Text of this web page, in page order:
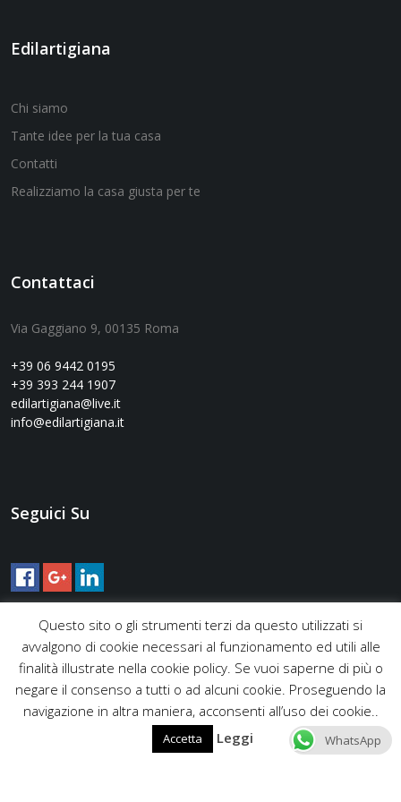
Edilartigiana
Chi siamo
Tante idee per la tua casa
Contatti
Realizziamo la casa giusta per te
Contattaci
Via Gaggiano 9, 00135 Roma
+39 06 9442 0195
+39 393 244 1907
edilartigiana@live.it
info@edilartigiana.it
Seguici Su
Questo sito o gli strumenti terzi da questo utilizzati si
avvalgono di cookie necessari al funzionamento ed utili alle
finalità illustrate nella cookie policy. Se vuoi saperne di più o
negare il consenso a tutti o ad alcuni cookie. Proseguendo la
navigazione in altra maniera, acconsenti all’uso dei cookie..
Accetta Leggi WhatsApp